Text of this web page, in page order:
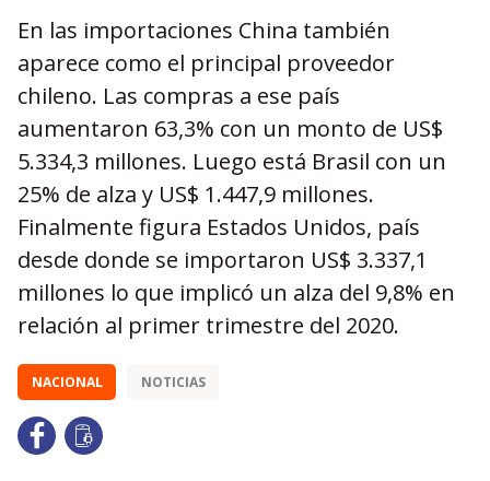
En las importaciones China también
aparece como el principal proveedor
chileno. Las compras a ese país
aumentaron 63,3% con un monto de US$
5.334,3 millones. Luego está Brasil con un
25% de alza y US$ 1.447,9 millones.
Finalmente figura Estados Unidos, país
desde donde se importaron US$ 3.337,1
millones lo que implicó un alza del 9,8% en
relación al primer trimestre del 2020.
NACIONAL NOTICIAS